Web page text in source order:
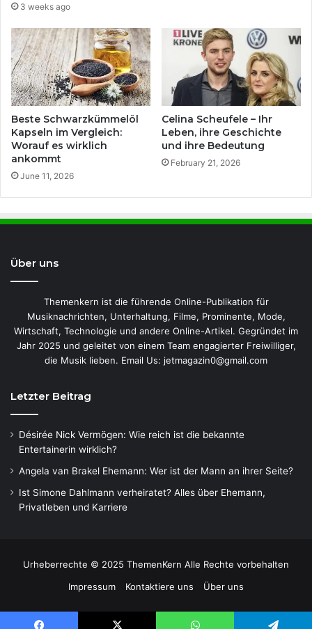
3 weeks ago
Beste Schwarzkümmelöl
Kapseln im Vergleich:
Worauf es wirklich
ankommt
June 11, 2026
Celina Scheufele – Ihr
Leben, ihre Geschichte
und ihre Bedeutung
February 21, 2026
Über uns
Themenkern ist die führende Online-Publikation für
Musiknachrichten, Unterhaltung, Filme, Prominente, Mode,
Wirtschaft, Technologie und andere Online-Artikel. Gegründet im
Jahr 2025 und geleitet von einem Team engagierter Freiwilliger,
die Musik lieben. Email Us: jetmagazin0@gmail.com
Letzter Beitrag
Désirée Nick Vermögen: Wie reich ist die bekannte
Entertainerin wirklich?
Angela van Brakel Ehemann: Wer ist der Mann an ihrer Seite?
Ist Simone Dahlmann verheiratet? Alles über Ehemann,
Privatleben und Karriere
Urheberrechte © 2025 ThemenKern Alle Rechte vorbehalten
Impressum
Kontaktiere uns Über uns